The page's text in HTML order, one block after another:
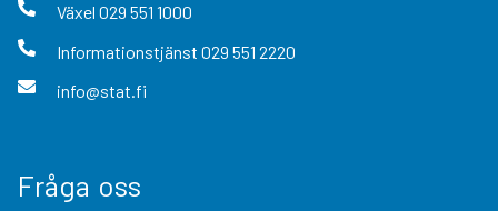
Växel 029 551 1000
Informationstjänst 029 551 2220
info@stat.fi
Fråga oss